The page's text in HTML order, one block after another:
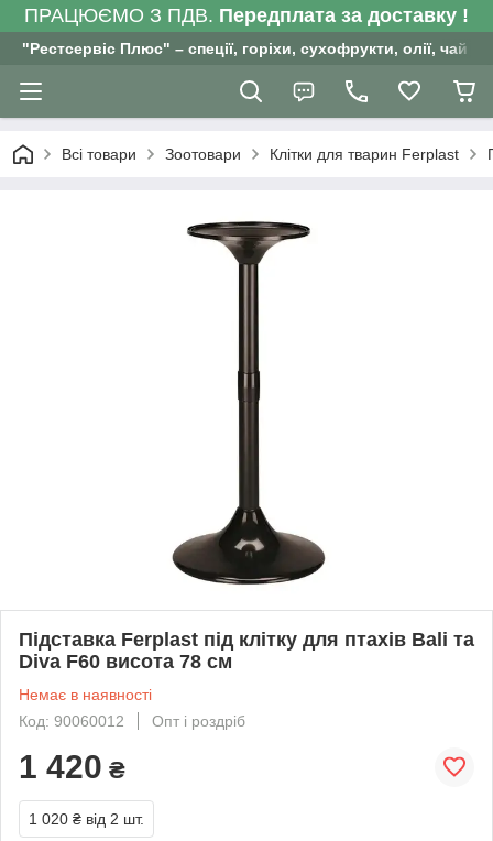
ПРАЦЮЄМО З ПДВ. Передплата за доставку !
"Рестсервіс Плюс" – спеції, горіхи, сухофрукти, олії, чай ,
Всі товари Зоотовари Клітки для тварин Ferplast
Підставка Ferplast під клітку для птахів Bali та
Diva F60 висота 78 см
Немає в наявності
Код: 90060012
Опт і роздріб
1 420 ₴
1 020 ₴ від 2 шт.